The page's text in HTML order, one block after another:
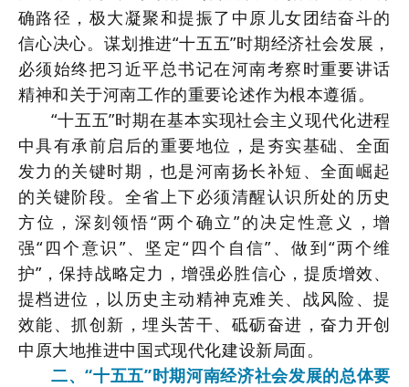
确路径，极大凝聚和提振了中原儿女团结奋斗的
信心决心。谋划推进“十五五”时期经济社会发展，
必须始终把习近平总书记在河南考察时重要讲话
精神和关于河南工作的重要论述作为根本遵循。
“十五五”时期在基本实现社会主义现代化进程
中具有承前启后的重要地位，是夯实基础、全面
发力的关键时期，也是河南扬长补短、全面崛起
的关键阶段。全省上下必须清醒认识所处的历史
方位，深刻领悟“两个确立”的决定性意义，增
强“四个意识”、坚定“四个自信”、做到“两个维
护”，保持战略定力，增强必胜信心，提质增效、
提档进位，以历史主动精神克难关、战风险、提
效能、抓创新，埋头苦干、砥砺奋进，奋力开创
中原大地推进中国式现代化建设新局面。
二、“十五五”时期河南经济社会发展的总体要